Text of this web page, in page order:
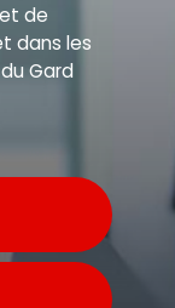
de
dans les
Gard